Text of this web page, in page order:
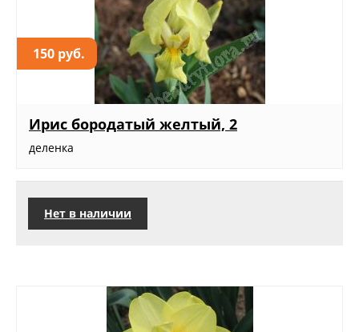
150 руб.
Ирис бородатый желтый, 2
деленка
Нет в наличии